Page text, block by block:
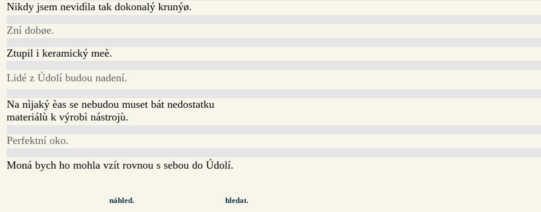
Nikdy jsem nevidìla tak dokonalý krunýø.
Zní dobøe.
Ztupil i keramický meè.
Lidé z Údolí budou nadení.
Na nìjaký èas se nebudou muset bát nedostatku
materiálù k výrobì nástrojù.
Perfektní oko.
Moná bych ho mohla vzít rovnou s sebou do Údolí.
náhled. hledat.